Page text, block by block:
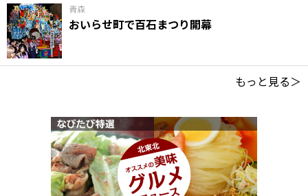
青森
おいらせ町で百石まつり開幕
もっと見る＞